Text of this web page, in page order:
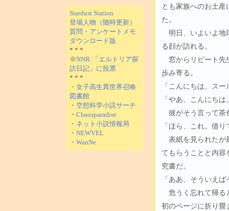
Stardust Station
登場人物（随時更新）
質問・アンケートメモ
ダウンロード版
* * *
※NNR:「エルトリア探
訪日記」に投票
* * *
・ 女子高生異世界召喚
図書館
・ 空想科学小説サーチ
・ Chaosparadise
・ ネット小説情報局
・ NEWVEL
・ WanNe
とも家族へのお土
た。
明日、いよいよ地
る顔が訪れる。
窓からリビート先
歩み寄る。
「こんにちは、ス
「やあ、こんにち
彼がそう言って茶
「ほら、これ。借
表紙を見られたが
てもらうことと内
究書だ。
「ああ、そういえ
危うく忘れて帰る
初のページに折り畳